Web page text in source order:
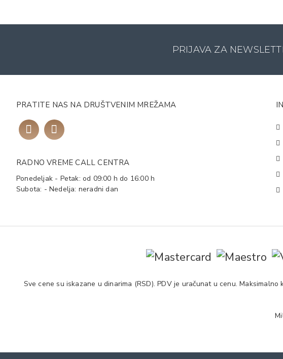
PRIJAVA ZA
PRATITE NAS NA DRUŠTVENIM MREŽAMA
RADNO VREME CALL CENTRA
Ponedeljak - Petak: od 09:00 h do 16:00 h
Subota: - Nedelja: neradni dan
Sve cene su iskazane u dinarima (RSD). PDV je uračunat u cenu.